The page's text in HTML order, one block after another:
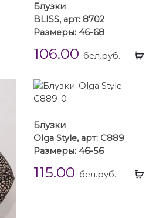
Блузки
BLISS, арт: 8702
Размеры: 46-68
106.00 бел.руб.
Блузки
Olga Style, арт: С889
Размеры: 46-56
115.00 бел.руб.